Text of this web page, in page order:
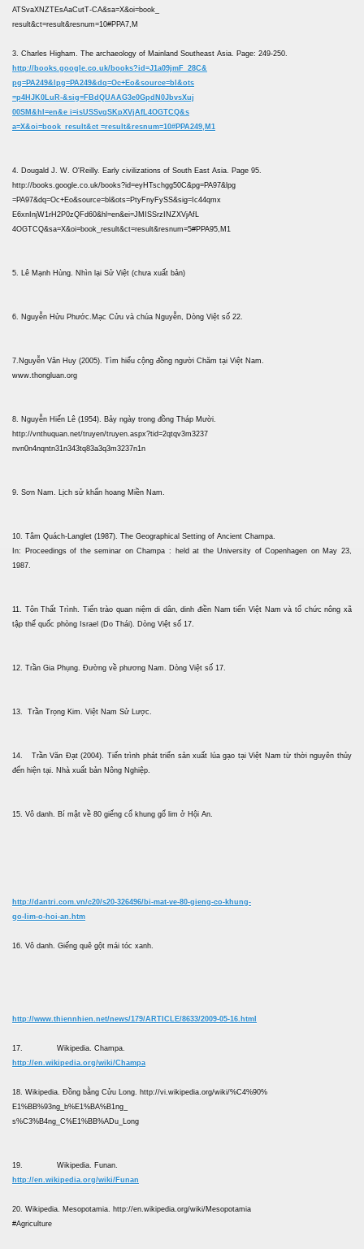
ATSvaXNZTEsAaCutT-CA&sa=X&oi=book_
result&ct=result&resnum=10#PPA7,M
3. Charles Higham. The archaeology of Mainland Southeast Asia. Page: 249-250.
http://books.google.co.uk/books?id=J1a09jmF_28C&
pg=PA249&lpg=PA249&dq=Oc+Eo&source=bl&ots
=p4HJK0LuR-&sig=FBdQUAAG3e0GpdN0JbvsXuj
00SM&hl=en&e i=isUSSvqSKpXVjAfL4OGTCQ&s
a=X&oi=book_result&ct =result&resnum=10#PPA249,M1
4. Dougald J. W. O'Reilly. Early civilizations of South East Asia. Page 95.
http://books.google.co.uk/books?id=eyHTschgg50C&pg=PA97&lpg
=PA97&dq=Oc+Eo&source=bl&ots=PtyFnyFySS&sig=Ic44qmx
E6xnInjW1rH2P0zQFd60&hl=en&ei=JMISSrzINZXVjAfL
4OGTCQ&sa=X&oi=book_result&ct=result&resnum=5#PPA95,M1
5. Lê Mạnh Hùng. Nhìn lại Sử Việt (chưa xuất bản)
6. Nguyễn Hửu Phước.Mạc Cửu và chúa Nguyễn, Dòng Việt số 22.
7.Nguyễn Văn Huy (2005). Tìm hiểu cộng đồng người Chăm tại Việt Nam.
www.thongluan.org
8. Nguyễn Hiến Lê (1954). Bảy ngày trong đồng Tháp Mười.
http://vnthuquan.net/truyen/truyen.aspx?tid=2qtqv3m3237
nvn0n4nqntn31n343tq83a3q3m3237n1n
9. Sơn Nam. Lịch sử khẩn hoang Miền Nam.
10. Tâm Quách-Langlet (1987). The Geographical Setting of Ancient Champa.
In: Proceedings of the seminar on Champa : held at the University of Copenhagen on May 23,
1987.
11. Tôn Thất Trình. Tiến trào quan niệm di dân, dinh điền Nam tiến Việt Nam và tổ chức nông xã
tập thể quốc phòng Israel (Do Thái). Dòng Việt số 17.
12. Trần Gia Phụng. Đường về phương Nam. Dòng Việt số 17.
13. Trần Trọng Kim. Việt Nam Sử Lược.
14. Trần Văn Đạt (2004). Tiến trình phát triển sản xuất lúa gạo tại Việt Nam từ thời nguyên thủy
đến hiện tại. Nhà xuất bản Nông Nghiệp.
15. Vô danh. Bí mật về 80 giếng cổ khung gổ lim ở Hội An.
http://dantri.com.vn/c20/s20-326496/bi-mat-ve-80-gieng-co-khung-
go-lim-o-hoi-an.htm
16. Vô danh. Giếng quê gột mái tóc xanh.
http://www.thiennhien.net/news/179/ARTICLE/8633/2009-05-16.html
17. Wikipedia. Champa.
http://en.wikipedia.org/wiki/Champa
18. Wikipedia. Đồng bằng Cửu Long. http://vi.wikipedia.org/wiki/%C4%90%
E1%BB%93ng_b%E1%BA%B1ng_
s%C3%B4ng_C%E1%BB%ADu_Long
19. Wikipedia. Funan.
http://en.wikipedia.org/wiki/Funan
20. Wikipedia. Mesopotamia. http://en.wikipedia.org/wiki/Mesopotamia
#Agriculture